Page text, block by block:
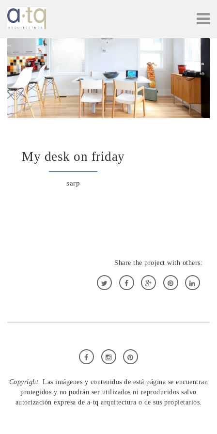
My desk on friday
sarp
Share the project with others:
Copyright. Las imágenes y contenidos de está página se encuentran
protegidos y no podrán ser utilizados ni reproducidos salvo
autorización expresa de a·tq arquitectura o de sus propietarios.